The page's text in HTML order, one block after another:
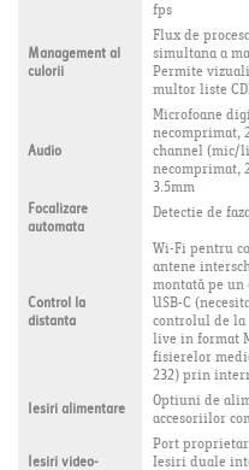
fps
Management al
culorii
Flux de
simultana a
Permite
multor liste
Audio
Microfoane
necomprimat,
channel (mic/
necomprimat,
3.5mm
Focalizare
automata Detectie de
Control la
distanta
Wi-Fi pentru
antene
montată pe un
USB-C
controlul de
live in format
fisierelor
232) prin
Iesiri alimentare Optiuni de
accesoriilor
Iesiri video-
Port
Iesiri duale